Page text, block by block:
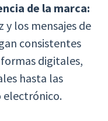
de la marca:
y los mensajes de
consistentes
digitales,
hasta las
electrónico.